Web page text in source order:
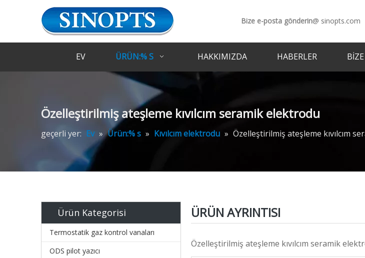
Bize e-posta gönderin@ sinopts.com
EV ÜRÜN:% S HAKKIMIZDA HABERLER
Özelleştirilmiş ateşleme kıvılcım seramik elektrodu
geçerli yer: Ev » Ürün:% s » Kıvılcım elektrodu » Özelleştirilmiş ateşleme kıvılcım
Ürün Kategorisi
Termostatik gaz kontrol vanaları
ODS pilot yazıcı
ÜRÜN AYRINTISI
Özelleştirilmiş ateşleme kıvılcım seramik